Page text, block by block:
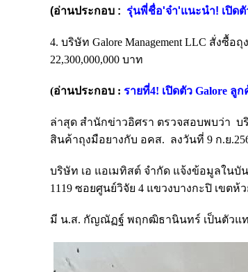
(อ่านประกอบ : รุ่นพี่ชื่อ'จ๋า'แนะนำ! เปิด
4. บริษัท Galore Management LLC สั่งซื้
22,300,000,000 บาท
(อ่านประกอบ : รายที่4! เปิดตัว Galore ลู
ล่าสุด สำนักข่าวอิศรา ตรวจสอบพบว่า บ
สินค้าถุงมือยางกับ อคส. ลงวันที่ 9 ก.ย
บริษัท เอ แอเมทิสต์ จำกัด แจ้งข้อมูลในบั
1119 ซอยศูนย์วิจัย 4 แขวงบางกะปิ เขต
มี น.ส. กัญณัฏฐ์ พฤกฒิธานินทร์ เป็นตัวแท